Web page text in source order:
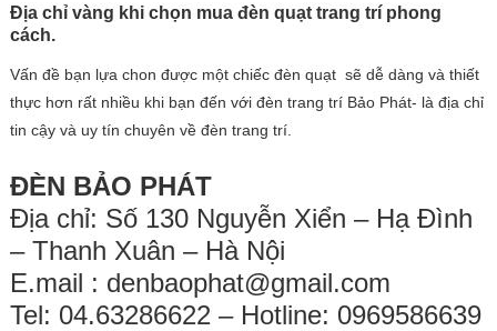
Địa chỉ vàng khi chọn mua đèn quạt trang trí phong
cách.
Vấn đề bạn lựa chon được một chiếc đèn quạtsẽ dễ dàng và thiết
thực hơn rất nhiều khi bạn đến với đèn trang trí Bảo Phát- là địa chỉ
tin cậy và uy tín chuyên về đèn trang trí.
ĐÈN BẢO PHÁT
Địa chỉ: Số 130 Nguyễn Xiển – Hạ Đình
– Thanh Xuân – Hà Nội
E.mail : denbaophat@gmail.com
Tel: 04.63286622 – Hotline: 0969586639